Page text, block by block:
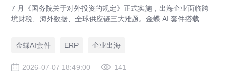
7 月《国务院关于对外投资的规定》正式实施，出海企业面临跨
境财税、海外数据、全球供应链三大难题。金蝶 AI 套件搭载
营。
金蝶AI套件 ERP 企业出海
2026-07-07 18:49:00 141